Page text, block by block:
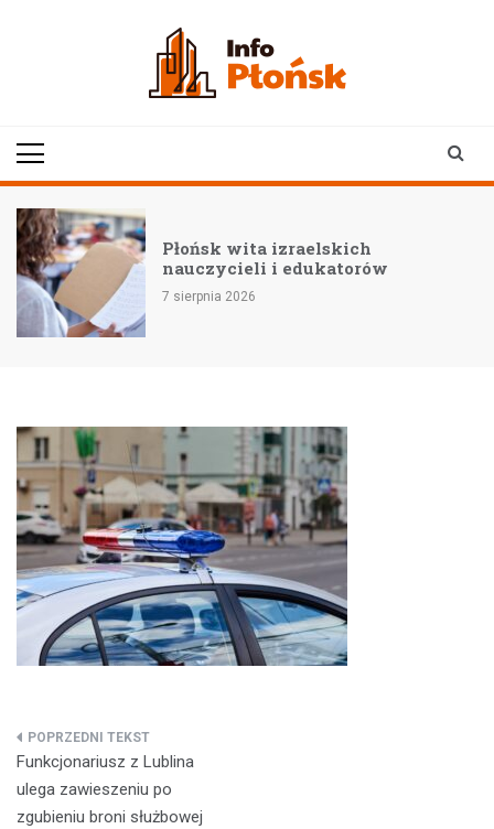
Płońsk wita izraelskich
nauczycieli i edukatorów
7 sierpnia 2026
Nawigacja
wpisu
Funkcjonariusz z Lublina
ulega zawieszeniu po
zgubieniu broni służbowej